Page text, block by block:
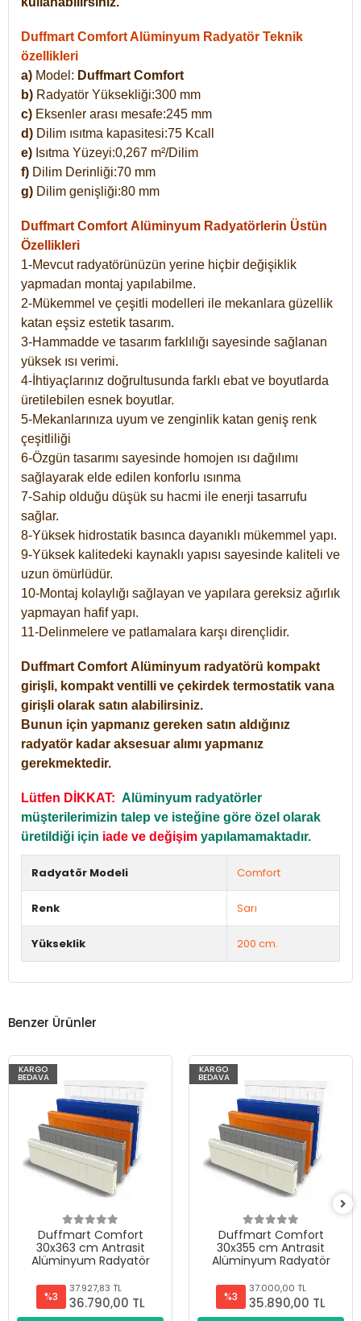
Duffmart Comfort Alüminyum Radyatör Teknik
özellikleri
a) Model: Duffmart Comfort
b) Radyatör Yüksekliği:300 mm
c) Eksenler arası mesafe:245 mm
d) Dilim ısıtma kapasitesi:75 Kcall
e) Isıtma Yüzeyi:0,267 m²/Dilim
f) Dilim Derinliği:70 mm
g) Dilim genişliği:80 mm
Duffmart Comfort Alüminyum Radyatörlerin Üstün
Özellikleri
1-Mevcut radyatörünüzün yerine hiçbir değişiklik
yapmadan montaj yapılabilme.
2-Mükemmel ve çeşitli modelleri ile mekanlara güzellik
katan eşsiz estetik tasarım.
3-Hammadde ve tasarım farklılığı sayesinde sağlanan
yüksek ısı verimi.
4-İhtiyaçlarınız doğrultusunda farklı ebat ve boyutlarda
üretilebilen esnek boyutlar.
5-Mekanlarınıza uyum ve zenginlik katan geniş renk
çeşitliliği
6-Özgün tasarımı sayesinde homojen ısı dağılımı
sağlayarak elde edilen konforlu ısınma
7-Sahip olduğu düşük su hacmi ile enerji tasarrufu
sağlar.
8-Yüksek hidrostatik basınca dayanıklı mükemmel yapı.
9-Yüksek kalitedeki kaynaklı yapısı sayesinde kaliteli ve
uzun ömürlüdür.
10-Montaj kolaylığı sağlayan ve yapılara gereksiz ağırlık
yapmayan hafif yapı.
11-Delinmelere ve patlamalara karşı dirençlidir.
Duffmart Comfort Alüminyum radyatörü kompakt
girişli, kompakt ventilli ve çekirdek termostatik vana
girişli olarak satın alabilirsiniz.
Bunun için yapmanız gereken satın aldığınız
radyatör kadar aksesuar alımı yapmanız
gerekmektedir.
Lütfen DİKKAT: Alüminyum radyatörler
müşterilerimizin talep ve isteğine göre özel olarak
üretildiği için iade ve değişim yapılamamaktadır.
Radyatör Modeli Comfort
Renk Sarı
Yükseklik 200 cm.
Benzer Ürünler
KARGO
BEDAVA
Duffmart Comfort
30x363 cm Antrasit
Alüminyum Radyatör
%3
37.927,83 TL
36.790,00 TL
KARGO
BEDAVA
Duffmart Comfort
30x355 cm Antrasit
Alüminyum Radyatör
%3
37.000,00 TL
35.890,00 TL